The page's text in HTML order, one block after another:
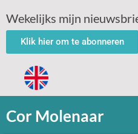
Wekelijks mijn
Klik hier om te abonneren
Cor Molenaar